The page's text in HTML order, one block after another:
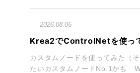
2026.08.05
Krea2でControlNetを使っ
カスタムノードを使ってみた（
たいカスタムノードNo.1かも